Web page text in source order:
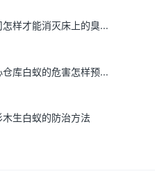
样才能消灭床上的臭...
库白蚁的危害怎样预...
生白蚁的防治方法